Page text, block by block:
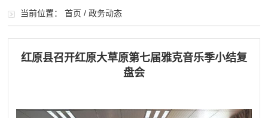
当前位置：首页 /政务动态
红原县召开红原大草原第七届雅克音乐季小结复
盘会